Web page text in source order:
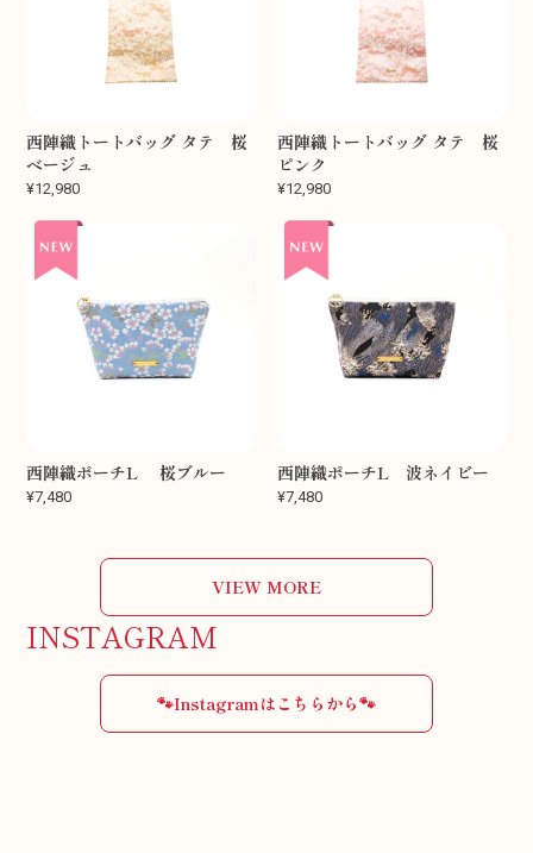
西陣織トートバッグ タテ 桜
ベージュ
¥12,980
西陣織トートバッグ タテ 桜
ピンク
¥12,980
西陣織ポーチL 桜ブルー
¥7,480
西陣織ポーチL 波ネイビー
¥7,480
VIEW MORE
INSTAGRAM
🐾Instagramはこちらから🐾